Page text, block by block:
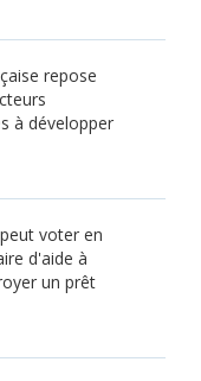
repose
à développer
voter en
d'aide à
un prêt